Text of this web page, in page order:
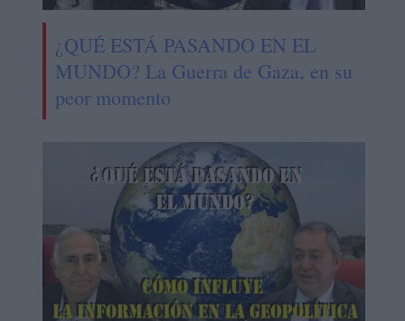
¿QUÉ ESTÁ PASANDO EN EL
MUNDO? La Guerra de Gaza, en su
peor momento